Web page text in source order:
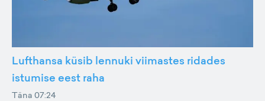
Lufthansa küsib lennuki viimastes ridades
istumise eest raha
Täna 07:24